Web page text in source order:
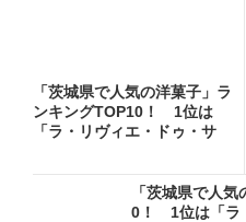
「茨城県で人気の洋菓子」ラ
ンキングTOP10！ 1位は
「ラ・リヴィエ・ドゥ・サ
「茨城県で人
0！ 1位は「ラ